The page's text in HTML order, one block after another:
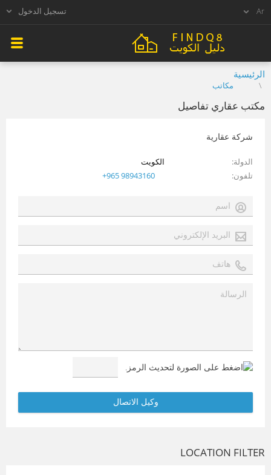
تسجيل الدخول
الرئيسية
مكاتب
مكتب عقاري تفاصيل
شركة عقارية
الدولة
الكويت
تلفون
+965 98943160
LOCATION FILTER